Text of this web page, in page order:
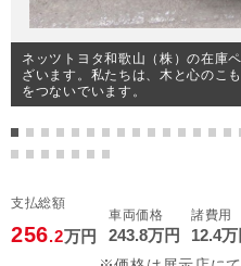
ネッツトヨタ和歌山（株）の在庫
ざいます。私たちは、木と心のこ
をつないでいます。
支払総額
256.2万円
車両価格
243.8万円
諸費用
12.4万